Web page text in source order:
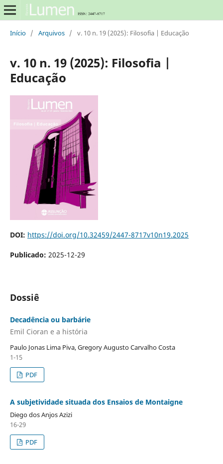
Início / Arquivos / v. 10 n. 19 (2025): Filosofia | Educação
v. 10 n. 19 (2025): Filosofia |
Educação
DOI: https://doi.org/10.32459/2447-8717v10n19.2025
Publicado: 2025-12-29
Dossiê
Decadência ou barbárie
Emil Cioran e a história
Paulo Jonas Lima Piva, Gregory Augusto Carvalho Costa
1-15
PDF
A subjetividade situada dos Ensaios de Montaigne
Diego dos Anjos Azizi
16-29
PDF